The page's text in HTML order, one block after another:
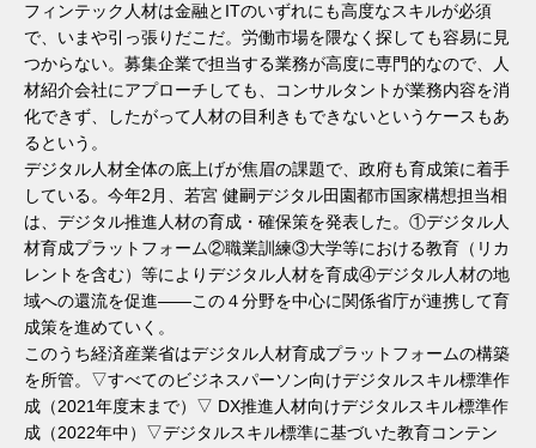
フィンテック人材は金融とITのいずれにも高度なスキルが必須
で、いまや引っ張りだこだ。労働市場を隈なく探しても容易に見
つからない。募集企業で担当する業務が高度に専門的なので、人
材紹介会社にアプローチしても、コンサルタントが業務内容を消
化できず、したがって人材の目利きもできないというケースもあ
るという。
デジタル人材全体の底上げが焦眉の課題で、政府も育成策に着手
している。今年2月、若宮 健嗣デジタル田園都市国家構想担当相
は、デジタル推進人材の育成・確保策を発表した。①デジタル人
材育成プラットフォーム②職業訓練③大学等における教育（リカ
レントを含む）等によりデジタル人材を育成④デジタル人材の地
域への還流を促進——この４分野を中心に関係省庁が連携して育
成策を進めていく。
このうち経済産業省はデジタル人材育成プラットフォームの構築
を所管。▽すべてのビジネスパーソン向けデジタルスキル標準作
成（2021年度末まで）▽ DX推進人材向けデジタルスキル標準作
成（2022年中）▽デジタルスキル標準に基づいた教育コンテン